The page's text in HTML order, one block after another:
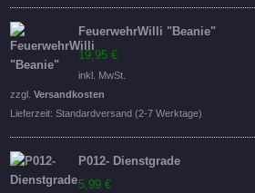
FeuerwehrWilli "Beanie"
19,95 €
inkl. MwSt.
zzgl. Versandkosten
Lieferzeit: Standardversand (2-7 Werktage)
P012- Dienstgrade
5,99 €